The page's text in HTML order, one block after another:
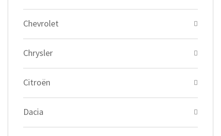
Chevrolet
Chrysler
Citroën
Dacia